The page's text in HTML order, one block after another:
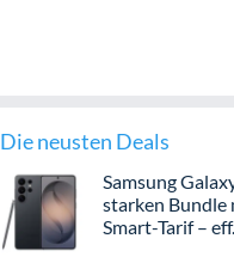
Die neusten Deals
Samsung
starken Bundle
Smart-Tarif –